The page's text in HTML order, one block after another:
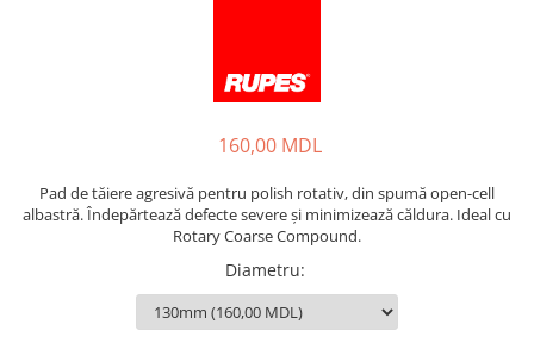
160,00 MDL
Pad de tăiere agresivă pentru polish rotativ, din spumă open-cell
albastră. Îndepărtează defecte severe și minimizează căldura. Ideal cu
Rotary Coarse Compound.
Diametru: